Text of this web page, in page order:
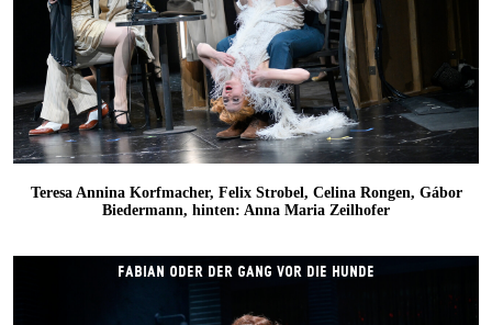
Teresa Annina Korfmacher, Felix Strobel, Celina Rongen, Gábor
Biedermann, hinten: Anna Maria Zeilhofer
FABIAN ODER DER GANG VOR DIE HUNDE